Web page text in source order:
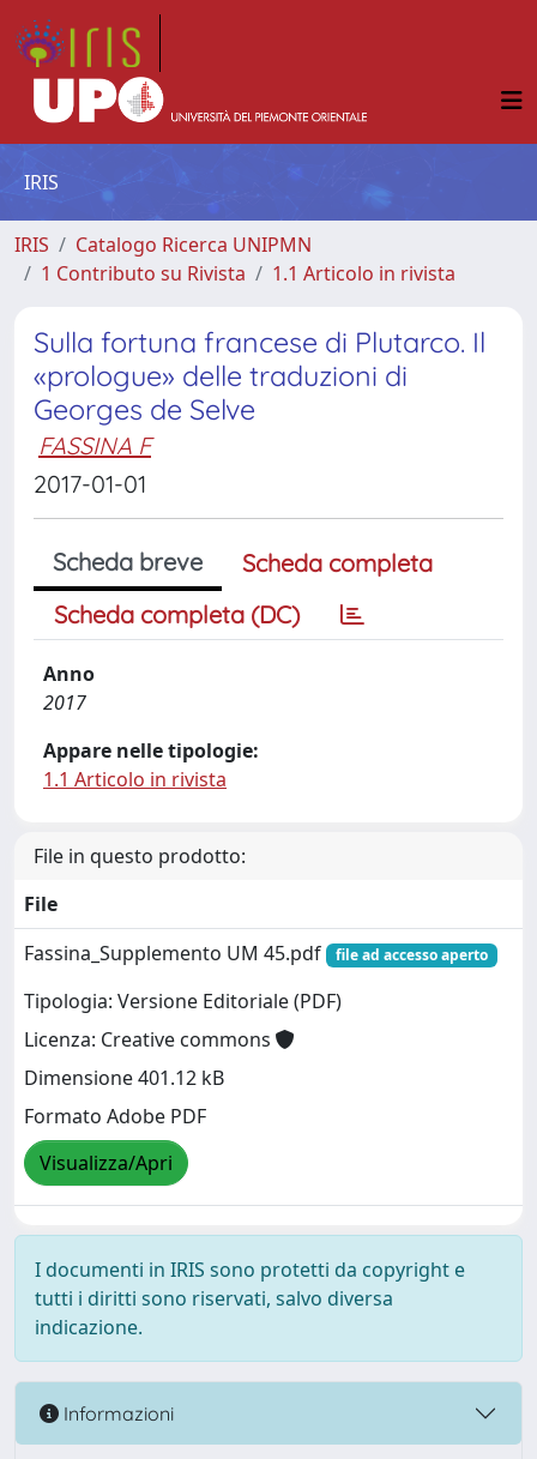
IRIS
IRIS
Catalogo Ricerca UNIPMN
1 Contributo su Rivista
1.1 Articolo in rivista
Sulla fortuna francese di Plutarco. Il
«prologue» delle traduzioni di
Georges de Selve
FASSINA F
2017-01-01
Scheda breve
Scheda completa
Scheda completa (DC)
Anno
2017
Appare nelle tipologie:
1.1 Articolo in rivista
File in questo prodotto:
File
Fassina_Supplemento UM 45.pdf
file ad accesso aperto
Tipologia: Versione Editoriale (PDF)
Licenza: Creative commons
Dimensione 401.12 kB
Formato Adobe PDF
Visualizza/Apri
I documenti in IRIS sono protetti da copyright e
tutti i diritti sono riservati, salvo diversa
indicazione.
Informazioni